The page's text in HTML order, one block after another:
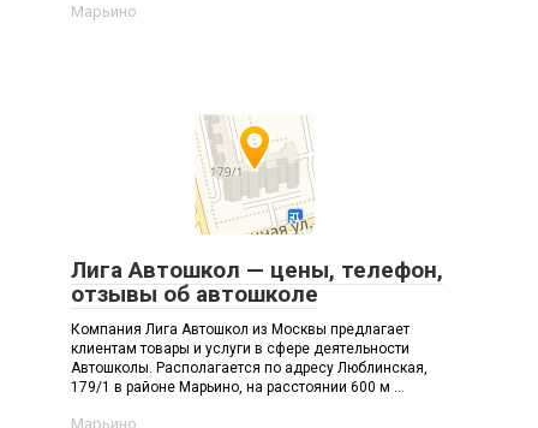
Марьино
Лига Автошкол — цены, телефон,
отзывы об автошколе
Компания Лига Автошкол из Москвы предлагает
клиентам товары и услуги в сфере деятельности
Автошколы. Располагается по адресу Люблинская,
179/1 в районе Марьино, на расстоянии 600 м ...
Марьино